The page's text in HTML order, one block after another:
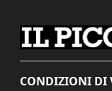
CONDIZIONI DI